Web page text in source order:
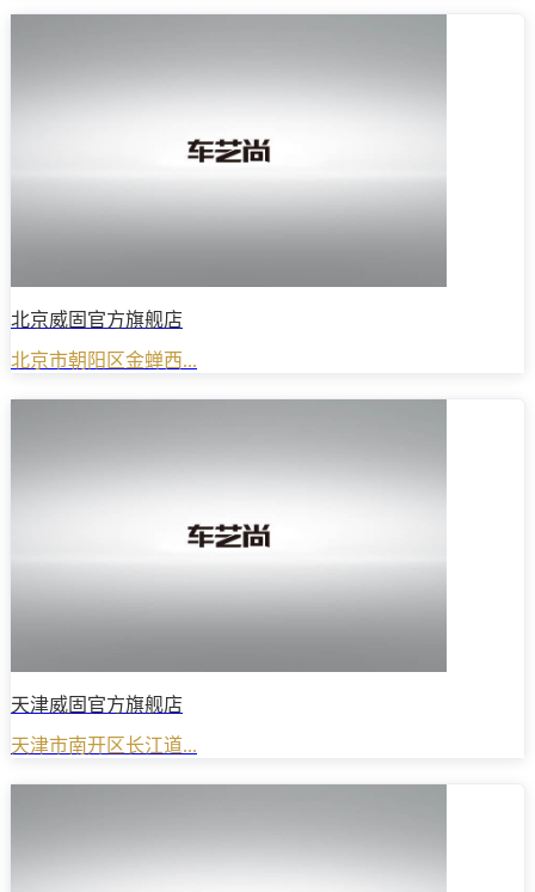
北京威固官方旗舰店
北京市朝阳区金蝉西...
天津威固官方旗舰店
天津市南开区长江道...